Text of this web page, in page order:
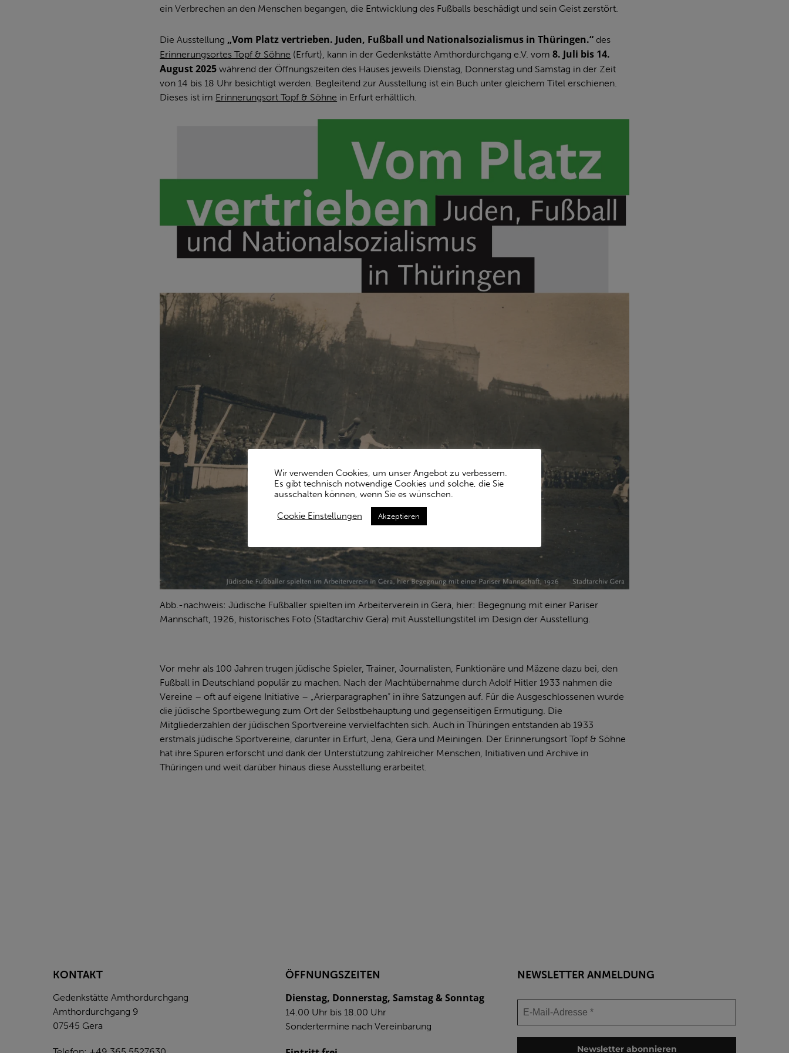
ein Verbrechen an den Menschen begangen, die Entwicklung des Fußballs beschädigt und sein Geist zerstört.
Die Ausstellung „Vom Platz vertrieben. Juden, Fußball und Nationalsozialismus in Thüringen.“ des
Erinnerungsortes Topf & Söhne (Erfurt), kann in der Gedenkstätte Amthordurchgang e.V. vom8. Juli bis 14.
August 2025während der Öffnungszeiten des Hauses jeweils Dienstag, Donnerstag und Samstag in der Zeit
von 14 bis 18 Uhr besichtigt werden. Begleitend zur Ausstellung ist ein Buch unter gleichem Titel erschienen.
Dieses ist im Erinnerungsort Topf & Söhne in Erfurt erhältlich.
Abb.-nachweis: Jüdische Fußballer spielten im Arbeiterverein in Gera, hier: Begegnung mit einer Pariser
Mannschaft, 1926, historisches Foto (Stadtarchiv Gera) mit Ausstellungstitel im Design der Ausstellung.
Vor mehr als 100 Jahren trugen jüdische Spieler, Trainer, Journalisten, Funktionäre und Mäzene dazu bei, den
Fußball in Deutschland populär zu machen. Nach der Machtübernahme durch Adolf Hitler 1933 nahmen die
Vereine – oft auf eigene Initiative – „Arierparagraphen” in ihre Satzungen auf. Für die Ausgeschlossenen wurde
die jüdische Sportbewegung zum Ort der Selbstbehauptung und gegenseitigen Ermutigung. Die
Mitgliederzahlen der jüdischen Sportvereine vervielfachten sich. Auch in Thüringen entstanden ab 1933
erstmals jüdische Sportvereine, darunter in Erfurt, Jena, Gera und Meiningen. Der Erinnerungsort Topf & Söhne
hat ihre Spuren erforscht und dank der Unterstützung zahlreicher Menschen, Initiativen und Archive in
Thüringen und weit darüber hinaus diese Ausstellung erarbeitet.
KONTAKT
Gedenkstätte Amthordurchgang
Amthordurchgang 9
07545 Gera
ÖFFNUNGSZEITEN
Dienstag, Donnerstag, Samstag & Sonntag
14.00 Uhr bis 18.00 Uhr
Sondertermine nach Vereinbarung
NEWSLETTER ANMELDUNG
Wir verwenden Cookies, um unser Angebot zu verbessern.
Es gibt technisch notwendige Cookies und solche, die Sie
ausschalten können, wenn Sie es wünschen.
Cookie Einstellungen Akzeptieren